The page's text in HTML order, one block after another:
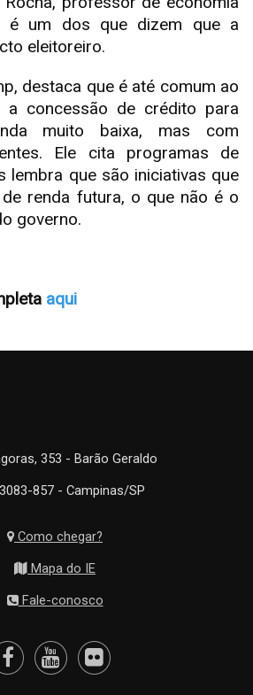
é um dos que dizem que a
eleitoreiro.
destaca que é até comum ao
a concessão de crédito para
muito baixa, mas com
Ele cita programas de
lembra que são iniciativas que
renda futura, o que não é o
governo.
aqui
353 - Barão Geraldo
857 - Campinas/SP
Como chegar?
Mapa do IE
Fale-conosco